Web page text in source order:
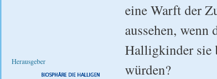
Herausgeber
eine Warft der
aussehen, wenn
Halligkinder sie
würden?